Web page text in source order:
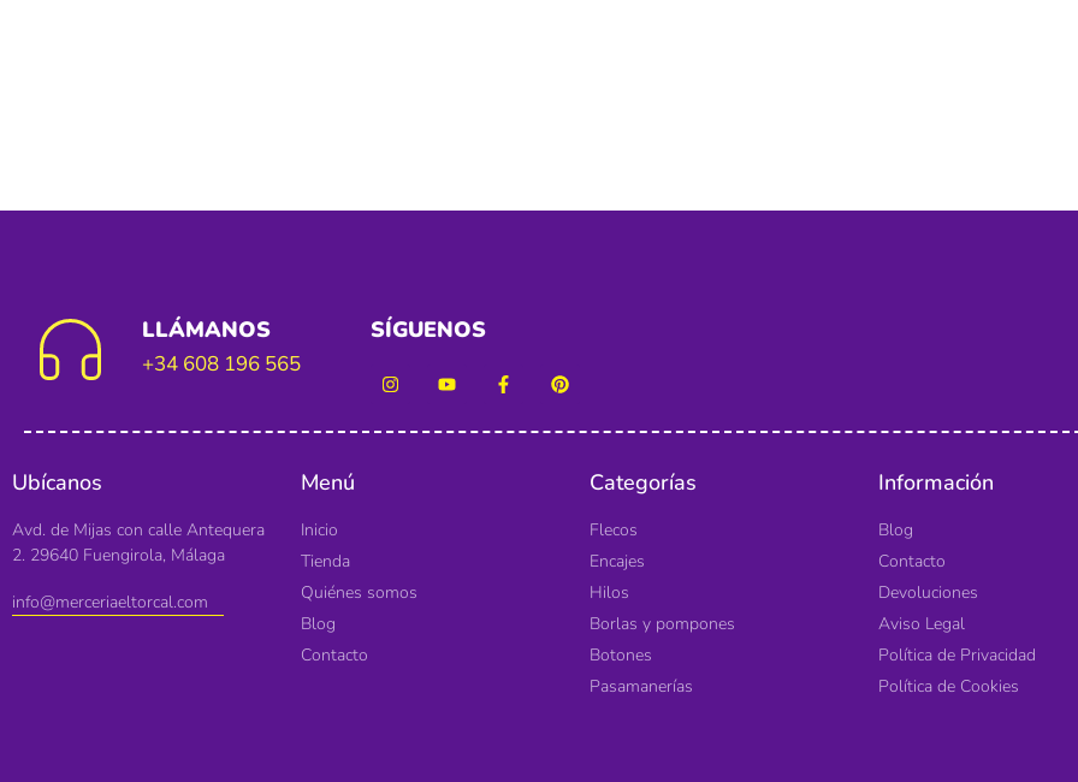
LLÁMANOS
+34 608 196 565
SÍGUENOS
Ubícanos
Avd. de Mijas con calle Antequera
2. 29640 Fuengirola, Málaga
info@merceriaeltorcal.com
Menú
Inicio
Tienda
Quiénes somos
Blog
Contacto
Categorías
Flecos
Encajes
Hilos
Borlas y pompones
Botones
Pasamanerías
Información
Blog
Contacto
Devoluciones
Aviso Legal
Política de Privacidad
Política de Cookies